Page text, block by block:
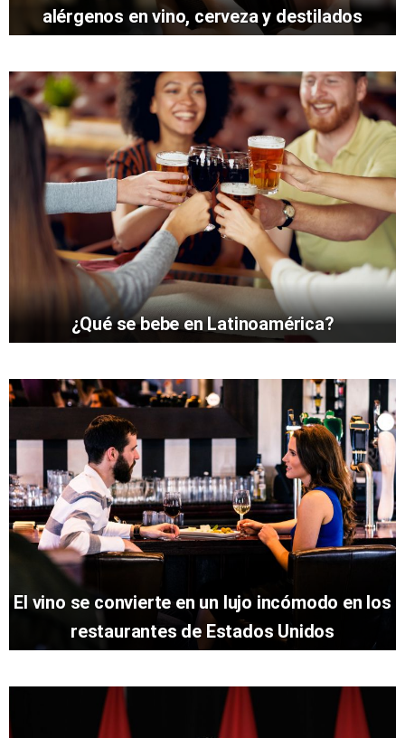
alérgenos en vino, cerveza y destilados
¿Qué se bebe en Latinoamérica?
El vino se convierte en un lujo incómodo en los
restaurantes de Estados Unidos